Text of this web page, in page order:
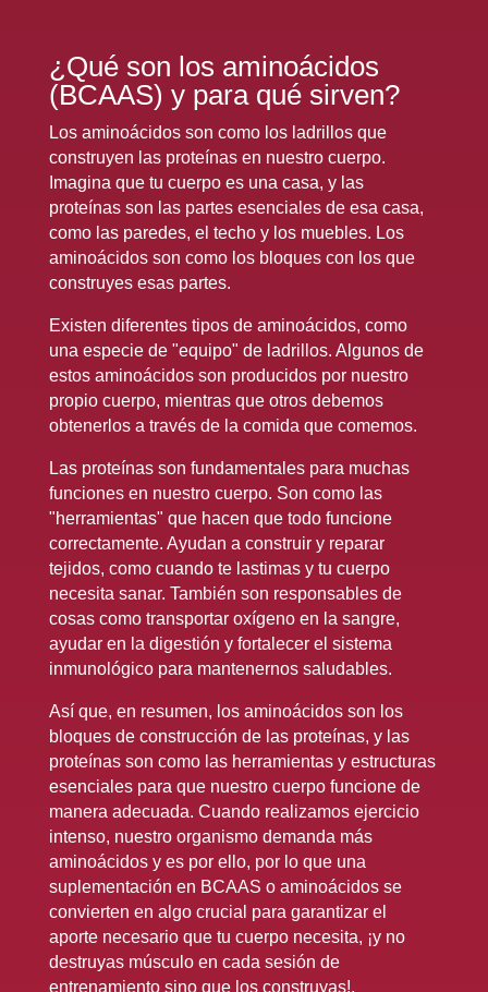
¿Qué son los aminoácidos
(BCAAS) y para qué sirven?
Los aminoácidos son como los ladrillos que
construyen las proteínas en nuestro cuerpo.
Imagina que tu cuerpo es una casa, y las
proteínas son las partes esenciales de esa casa,
como las paredes, el techo y los muebles. Los
aminoácidos son como los bloques con los que
construyes esas partes.
Existen diferentes tipos de aminoácidos, como
una especie de "equipo" de ladrillos. Algunos de
estos aminoácidos son producidos por nuestro
propio cuerpo, mientras que otros debemos
obtenerlos a través de la comida que comemos.
Las proteínas son fundamentales para muchas
funciones en nuestro cuerpo. Son como las
"herramientas" que hacen que todo funcione
correctamente. Ayudan a construir y reparar
tejidos, como cuando te lastimas y tu cuerpo
necesita sanar. También son responsables de
cosas como transportar oxígeno en la sangre,
ayudar en la digestión y fortalecer el sistema
inmunológico para mantenernos saludables.
Así que, en resumen, los aminoácidos son los
bloques de construcción de las proteínas, y las
proteínas son como las herramientas y estructuras
esenciales para que nuestro cuerpo funcione de
manera adecuada. Cuando realizamos ejercicio
intenso, nuestro organismo demanda más
aminoácidos y es por ello, por lo que una
suplementación en BCAAS o aminoácidos se
convierten en algo crucial para garantizar el
aporte necesario que tu cuerpo necesita, ¡y no
destruyas músculo en cada sesión de
entrenamiento sino que los construyas!.